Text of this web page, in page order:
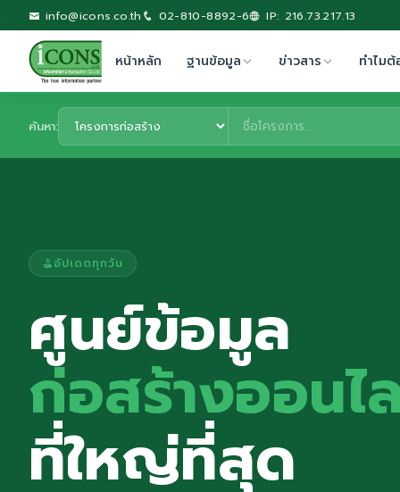
info@icons.co.th 02-810-8892-6 IP: 216.73.217.13
หน้าหลัก ฐานข้อมูล ข่าวสาร ทำไมต้
ค้นหา:
อัปเดตทุกวัน
ศูนย์ข้อมูล
ก่อสร้างออนไ
ที่ใหญ่ที่สุด